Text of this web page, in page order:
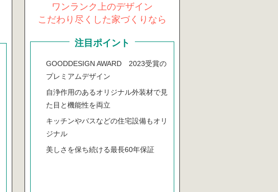
ワンランク上のデザイン
こだわり尽くした家づくりなら
注目ポイント
GOODDESIGN AWARD 2023受賞の
プレミアムデザイン
自浄作用のあるオリジナル外装材で見
た目と機能性を両立
キッチンやバスなどの住宅設備もオリ
ジナル
美しさを保ち続ける最長60年保証